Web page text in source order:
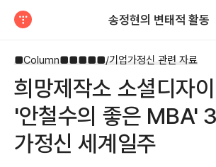
송정현의 변태적 활동
■Column■■■■■/기업가정신 관련 자료
희망제작소 소셜디자
'안철수의 좋은 MBA'
가정신 세계일주